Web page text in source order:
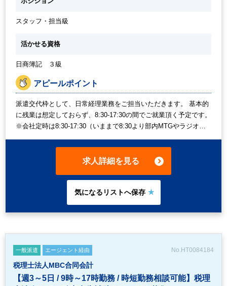
スタッフ・担当級
活かせる資格
日商簿記 ３級
アピールポイント
派遣交代枠として、日常経理業務をご担当いただきます。 基本的
に残業は想定しておらず、8:30-17:30の間でご就業頂く予定です。
※会社定時は8:30-17:30（いままで8:30より部内MTGやラジオ体
ん。 ※経理メンバーの部内MTGは実施されます。8:30～就業開始
予定ですが、どうしても9:00～希望の方はご相談ください。） ま
時短勤務も考慮されるケースがごいます。(例 週3日フルタイ
ム、週2日8:30-16:30※月初8営業日以外) 慣れてきましたら、週1
回在宅勤務も可能です。 自転車通勤も可能です。
求人詳細を見る
一般派遣 エージェント経由 No.HT0084184
税理士法人MBC合同会計
【週3～5日 / 9時～17時勤務 / 時短勤務相談可能】税理